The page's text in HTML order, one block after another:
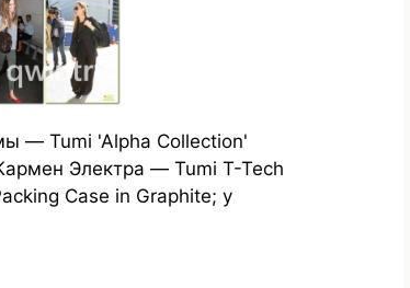
— Tumi 'Alpha Collection'
Электра — Tumi T-Tech
Case in Graphite; у